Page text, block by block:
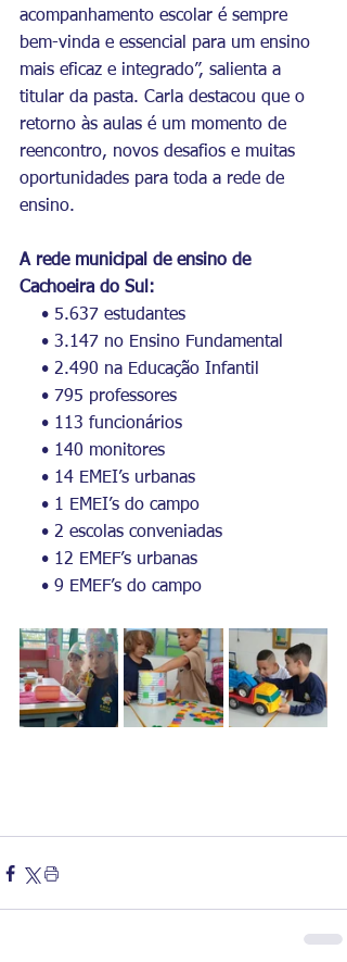
acompanhamento escolar é sempre
bem-vinda e essencial para um ensino
mais eficaz e integrado”, salienta a
titular da pasta. Carla destacou que o
retorno às aulas é um momento de
reencontro, novos desafios e muitas
oportunidades para toda a rede de
ensino.
A rede municipal de ensino de
Cachoeira do Sul:
• 5.637 estudantes
• 3.147 no Ensino Fundamental
• 2.490 na Educação Infantil
• 795 professores
• 113 funcionários
• 140 monitores
• 14 EMEI’s urbanas
• 1 EMEI’s do campo
• 2 escolas conveniadas
• 12 EMEF’s urbanas
• 9 EMEF’s do campo